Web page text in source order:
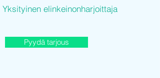
Yksityinen elinkeinonharjoittaja
Pyydä tarjous